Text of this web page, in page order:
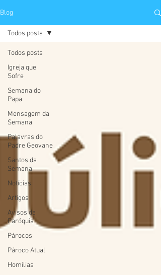
Blog
Todos posts
Igreja que
Sofre
Semana do
Papa
Mensagem da
Semana
Palavras do
Padre Geovane
Santos da
Semana
Notícias
Artigos
Avisos da
Paróquia
Párocos
Pároco Atual
Homilias
Todos posts